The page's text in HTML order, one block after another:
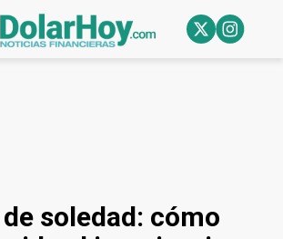
soledad: cómo